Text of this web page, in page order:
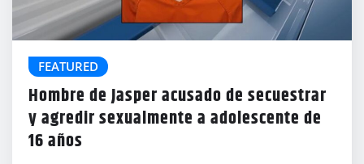
FEATURED
Hombre de Jasper acusado de secuestrar
y agredir sexualmente a adolescente de
16 años